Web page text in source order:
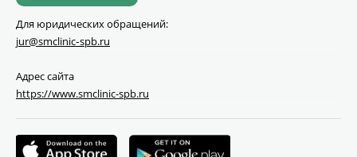
Для юридических обращений:
jur@smclinic‑spb.ru
Адрес сайта
https://www.smclinic-spb.ru